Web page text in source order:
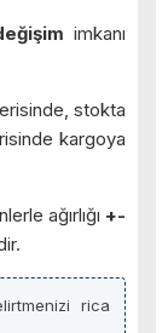
imkanı
stokta
kargoya
ağırlığı +-
rica